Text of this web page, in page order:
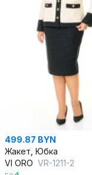
499.87 BYN
Жакет, Юбка
VI ORO VR-1211-2